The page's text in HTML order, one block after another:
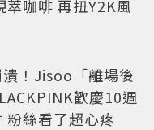
萃咖啡 再扭Y2K風
！Jisoo「離場後
歡慶10週
粉絲看了超心疼